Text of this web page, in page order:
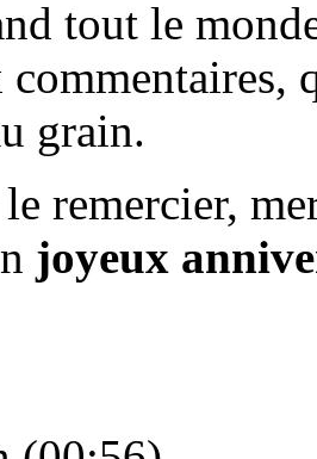
tout le
grain.
remercier,
joyeux